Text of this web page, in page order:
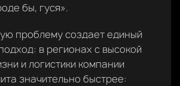
бы, гуся».
проблему создает единый
в регионах с высокой
и логистики компании
значительно быстрее: